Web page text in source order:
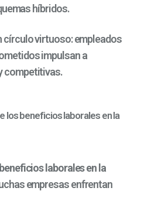
híbridos.
círculo virtuoso: empleados
impulsan a
competitivas.
los beneficios laborales en la
laborales en la
empresas enfrentan